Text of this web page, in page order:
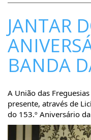
JANTAR
BANDA
A União das
presente, através de
do 153.º Aniversário